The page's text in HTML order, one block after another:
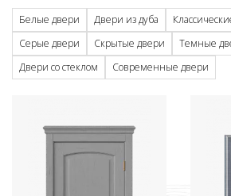
Белые двери Двери из дуба
Серые двери
Скрытые двери
Темные
Двери со стеклом
Современные двери